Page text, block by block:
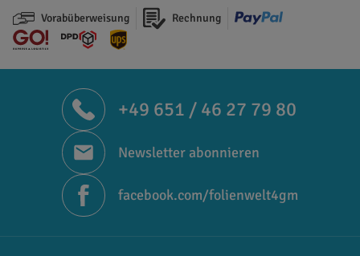
Vorabüberweisung Rechnung
+49 651 / 46 27 79 80
Newsletter abonnieren
facebook.com/folienwelt4gm